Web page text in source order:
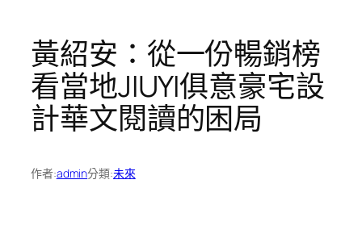
黃紹安：從一份暢銷榜
看當地JIUYI俱意豪宅設
計華文閱讀的困局
作者:admin分類:未來